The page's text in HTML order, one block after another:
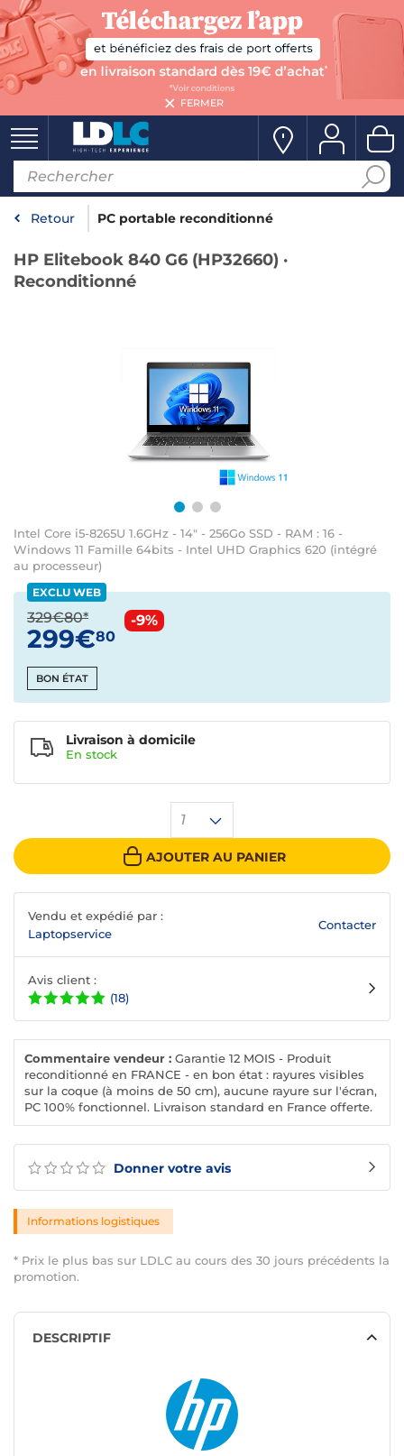
FERMER
Retour PC portable reconditionné
HP Elitebook 840 G6 (HP32660) ·
Reconditionné
Intel Core i5-8265U 1.6GHz - 14" - 256Go SSD - RAM : 16 -
Windows 11 Famille 64bits - Intel UHD Graphics 620 (intégré
au processeur)
Donner votre avis
EXCLU WEB
329€80*
299€80
-9%
BON ÉTAT
1
AJOUTER AU PANIER
Livraison à domicile
En stock
* Prix le plus bas sur LDLC au cours des 30 jours précédents la
promotion.
Vendu et expédié par :
Laptopservice
Contacter
Avis client :
(18)
Commentaire vendeur : Garantie 12 MOIS - Produit
reconditionné en FRANCE - en bon état : rayures visibles
sur la coque (à moins de 50 cm), aucune rayure sur l'écran,
PC 100% fonctionnel. Livraison standard en France offerte.
Informations logistiques
DESCRIPTIF